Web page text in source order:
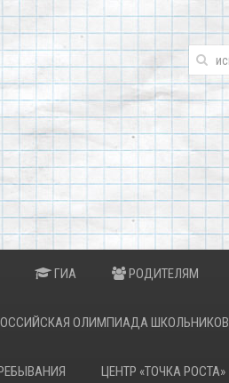
ГИА РОДИТЕЛЯМ
ОЛИМПИАДА ШКОЛЬНИКОВ
ЦЕНТР «ТОЧКА РОСТА»